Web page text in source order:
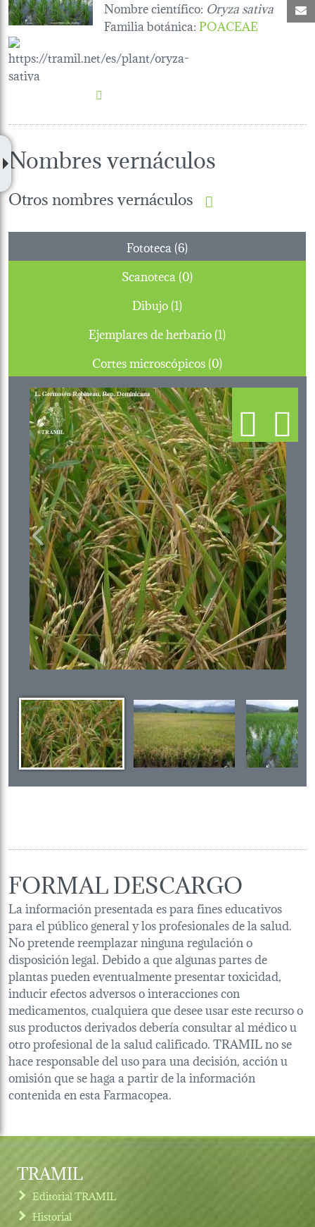
Nombre científico: Oryza sativa
Familia botánica:POACEAE
Nombres vernáculos
Otros nombres vernáculos
Fototeca (6)
Scanoteca (0)
Dibujo (1)
Ejemplares de herbario (1)
Cortes microscópicos (0)
Previous Next
FORMAL DESCARGO
La información presentada es para fines educativos
para el público general y los profesionales de la salud.
No pretende reemplazar ninguna regulación o
disposición legal. Debido a que algunas partes de
plantas pueden eventualmente presentar toxicidad,
inducir efectos adversos o interacciones con
medicamentos, cualquiera que desee usar este recurso o
sus productos derivados debería consultar al médico u
otro profesional de la salud calificado. TRAMIL no se
hace responsable del uso para una decisión, acción u
omisión que se haga a partir de la información
contenida en esta Farmacopea.
TRAMIL
Editorial TRAMIL
Historial